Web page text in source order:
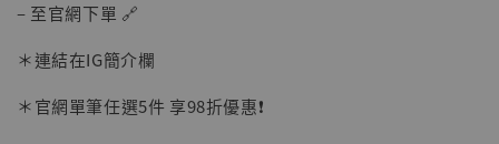
子彈飛 鵝城縣長 張麻子 [BK01]
NT$ 4,980
– 至官網下單 🔗
＊連結在IG簡介欄
＊官網單筆任選5件 享98折優惠❗️